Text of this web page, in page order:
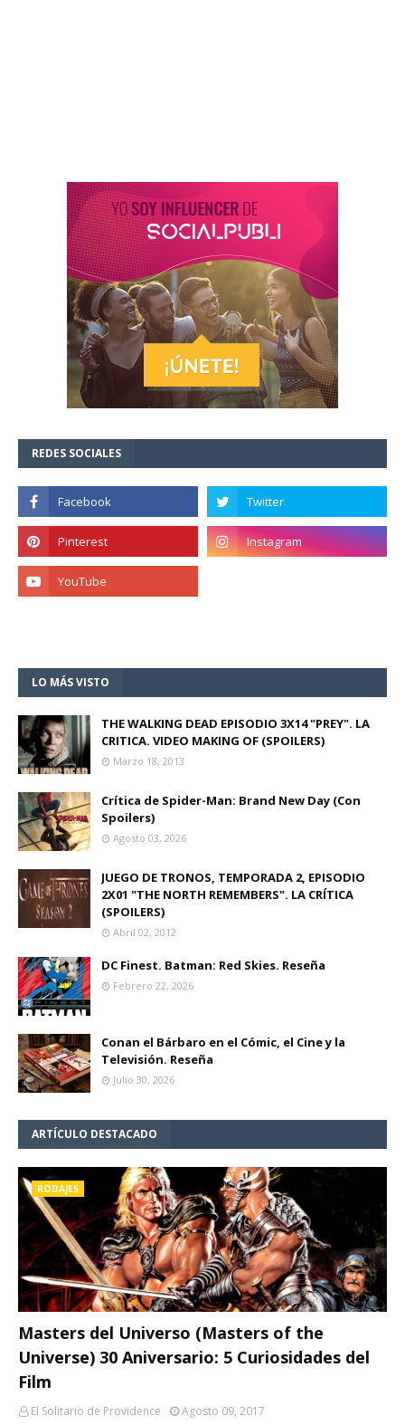
REDES SOCIALES
LO MÁS VISTO
THE WALKING DEAD EPISODIO 3X14 "PREY". LA
CRITICA. VIDEO MAKING OF (SPOILERS)
Marzo 18, 2013
Crítica de Spider-Man: Brand New Day (Con
Spoilers)
Agosto 03, 2026
JUEGO DE TRONOS, TEMPORADA 2, EPISODIO
2X01 "THE NORTH REMEMBERS". LA CRÍTICA
(SPOILERS)
Abril 02, 2012
DC Finest. Batman: Red Skies. Reseña
Febrero 22, 2026
Conan el Bárbaro en el Cómic, el Cine y la
Televisión. Reseña
Julio 30, 2026
ARTÍCULO DESTACADO
RODAJES
Masters del Universo (Masters of the
Universe) 30 Aniversario: 5 Curiosidades del
Film
El Solitario de Providence
Agosto 09, 2017